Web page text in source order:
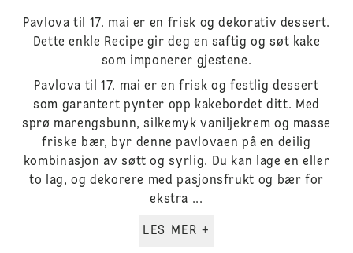
Pavlova til 17. mai er en frisk og dekorativ dessert.
Dette enkle Recipe gir deg en saftig og søt kake
som imponerer gjestene.
Pavlova til 17. mai er en frisk og festlig dessert
som garantert pynter opp kakebordet ditt. Med
sprø marengsbunn, silkemyk vaniljekrem og masse
friske bær, byr denne pavlovaen på en deilig
kombinasjon av søtt og syrlig. Du kan lage en eller
to lag, og dekorere med pasjonsfrukt og bær for
ekstra ...
LES MER +